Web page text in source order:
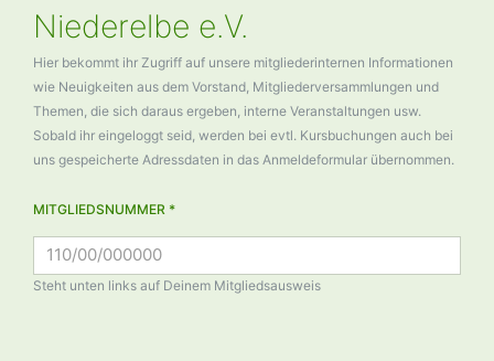
Niederelbe e.V.
Hier bekommt ihr Zugriff auf unsere mitgliederinternen Informationen
wie Neuigkeiten aus dem Vorstand, Mitgliederversammlungen und
Themen, die sich daraus ergeben, interne Veranstaltungen usw.
Sobald ihr eingeloggt seid, werden bei evtl. Kursbuchungen auch bei
uns gespeicherte Adressdaten in das Anmeldeformular übernommen.
MITGLIEDSNUMMER *
Steht unten links auf Deinem Mitgliedsausweis